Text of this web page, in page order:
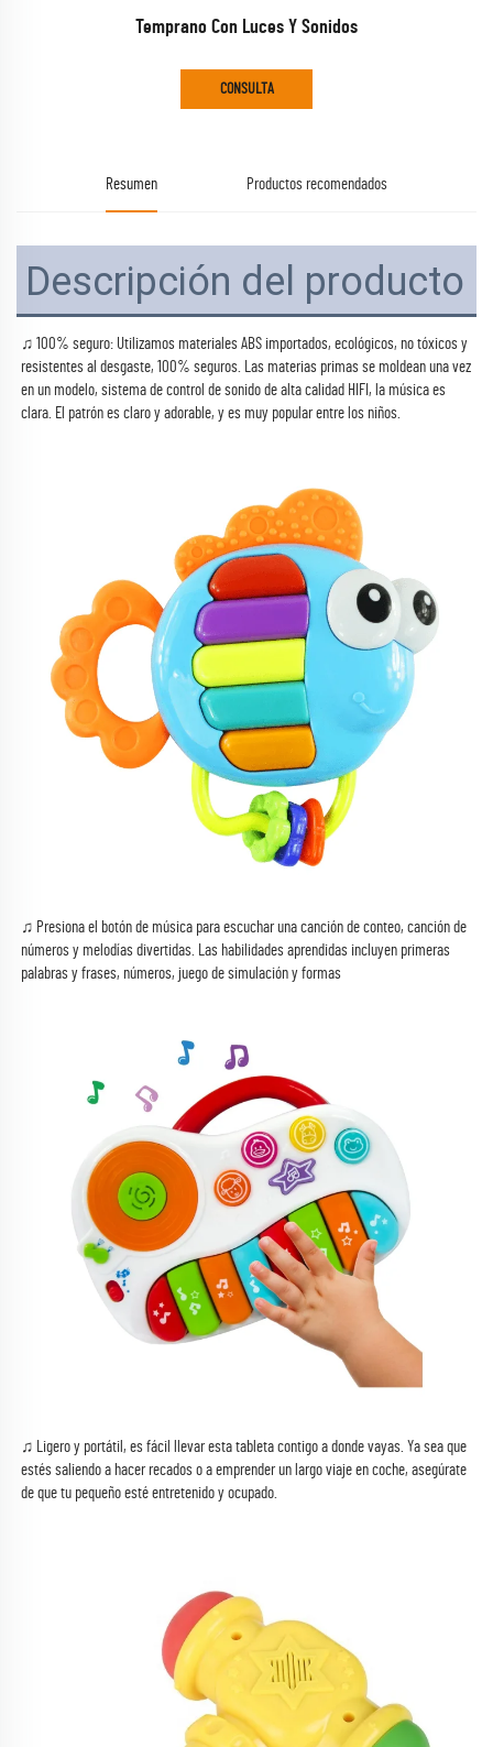
Temprano Con Luces Y Sonidos
CONSULTA
Resumen Productos recomendados
Descripción del producto
♫ 100% seguro: Utilizamos materiales ABS importados, ecológicos, no tóxicos y
resistentes al desgaste, 100% seguros. Las materias primas se moldean una vez
en un modelo, sistema de control de sonido de alta calidad HIFI, la música es
clara. El patrón es claro y adorable, y es muy popular entre los niños.
♫ Presiona el botón de música para escuchar una canción de conteo, canción de
números y melodías divertidas. Las habilidades aprendidas incluyen primeras
palabras y frases, números, juego de simulación y formas
♫ Ligero y portátil, es fácil llevar esta tableta contigo a donde vayas. Ya sea que
estés saliendo a hacer recados o a emprender un largo viaje en coche, asegúrate
de que tu pequeño esté entretenido y ocupado.